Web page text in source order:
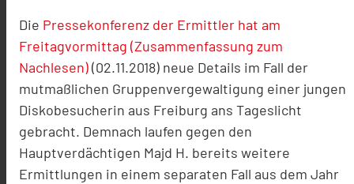
Die Pressekonferenz der Ermittler hat am
Freitagvormittag (Zusammenfassung zum
Nachlesen)(02.11.2018) neue Details im Fall der
mutmaßlichen Gruppenvergewaltigung einer jungen
Diskobesucherin aus Freiburg ans Tageslicht
gebracht. Demnach laufen gegen den
Hauptverdächtigen Majd H. bereits weitere
Ermittlungen in einem separaten Fall aus dem Jahr